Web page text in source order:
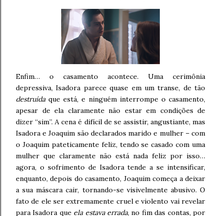
Enfim… o casamento acontece. Uma cerimônia
depressiva, Isadora parece quase em um transe, de tão
destruídaque está, e ninguém interrompe o casamento,
apesar de ela claramente não estar em condições de
dizer “sim”. A cena é difícil de se assistir, angustiante, mas
Isadora e Joaquim são declarados marido e mulher – com
o Joaquim pateticamente feliz, tendo se casado com uma
mulher que claramente não está nada feliz por isso…
agora, o sofrimento de Isadora tende a se intensificar,
enquanto, depois do casamento, Joaquim começa a deixar
a sua máscara cair, tornando-se visivelmente abusivo. O
fato de ele ser extremamente cruel e violento vai revelar
para Isadora que ela estava errada, no fim das contas, por